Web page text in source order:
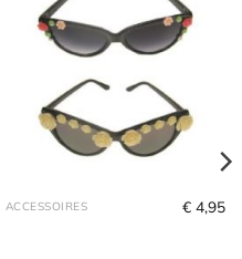
ACCESSOIRES € 4,95